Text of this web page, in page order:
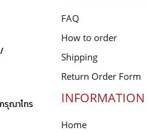
รุณาโทร
FAQ
How to order
Shipping
Return Order Form
INFORMATION
Home